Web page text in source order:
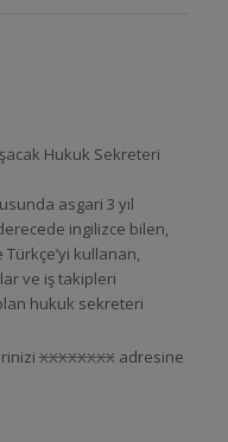
Hukuk Sekreteri
asgari 3 yıl
ingilizce bilen,
Türkçe’yi kullanan,
ve iş takipleri
hukuk sekreteri
xxxxxxxxadresine